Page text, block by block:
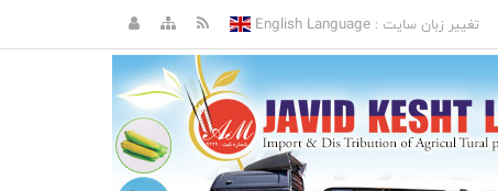
تغییر زبان سایت :English Language